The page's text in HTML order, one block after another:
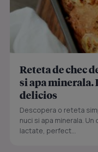
Reteta de chec
si apa minerala.
delicios
Descopera o reteta
nuci si apa minerala.
lactate, perfect...